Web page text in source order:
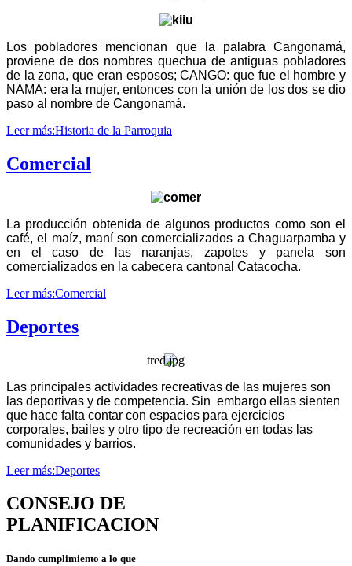
Los pobladores mencionan que la palabra Cangonamá,
proviene de dos nombres quechua de antiguas pobladores
de la zona, que eran esposos; CANGO: que fue el hombre y
NAMA: era la mujer, entonces con la unión de los dos se dio
paso al nombre de Cangonamá.
Leer más:Historia de la Parroquia
Comercial
La producción obtenida de algunos productos como son el
café, el maíz, maní son comercializados a Chaguarpamba y
en el caso de las naranjas, zapotes y panela son
comercializados en la cabecera cantonal Catacocha.
Leer más:Comercial
Deportes
Las principales actividades recreativas de las mujeres son
las deportivas y de competencia. Sin embargo ellas sienten
que hace falta contar con espacios para ejercicios
corporales, bailes y otro tipo de recreación en todas las
comunidades y barrios.
Leer más:Deportes
CONSEJO DE
PLANIFICACION
Dando cumplimiento a lo que